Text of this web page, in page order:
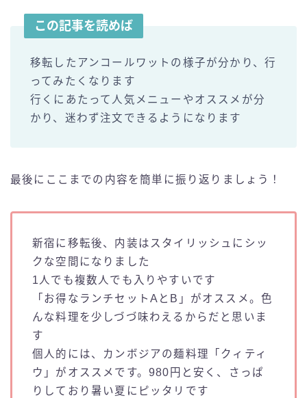
この記事を読めば
移転したアンコールワットの様子が分かり、行
ってみたくなります
行くにあたって人気メニューやオススメが分
かり、迷わず注文できるようになります
最後にここまでの内容を簡単に振り返りましょう！
新宿に移転後、内装はスタイリッシュにシッ
クな空間になりました
1人でも複数人でも入りやすいです
「お得なランチセットAとB」がオススメ。色
んな料理を少しづづ味わえるからだと思いま
す
個人的には、カンボジアの麺料理「クィティ
ウ」がオススメです。980円と安く、さっぱ
りしており暑い夏にピッタリです